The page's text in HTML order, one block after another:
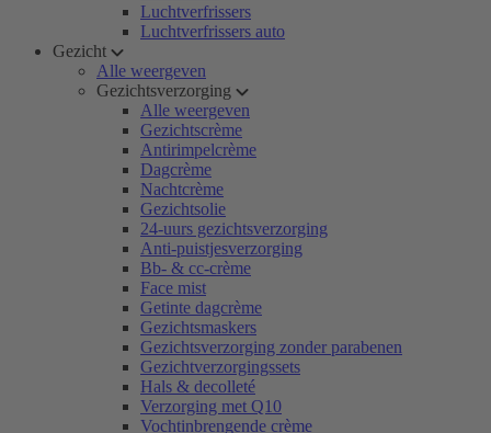
Luchtverfrissers
Luchtverfrissers auto
Gezicht
Alle weergeven
Gezichtsverzorging
Alle weergeven
Gezichtscrème
Antirimpelcrème
Dagcrème
Nachtcrème
Gezichtsolie
24-uurs gezichtsverzorging
Anti-puistjesverzorging
Bb- & cc-crème
Face mist
Getinte dagcrème
Gezichtsmaskers
Gezichtsverzorging zonder parabenen
Gezichtverzorgingssets
Hals & decolleté
Verzorging met Q10
Vochtinbrengende crème